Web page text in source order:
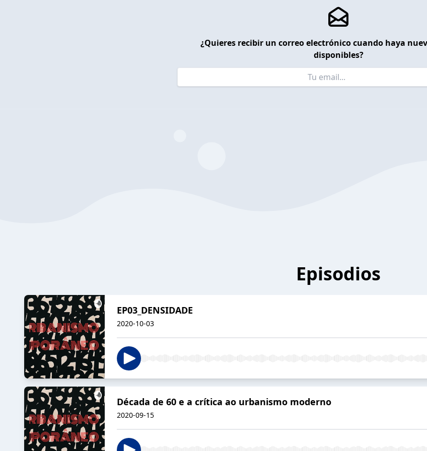
¿Quieres recibir un correo electrónico cuando haya
disponibles?
Episodios
EP03_DENSIDADE
2020-10-03
Década de 60 e a crítica ao urbanismo moderno
2020-09-15